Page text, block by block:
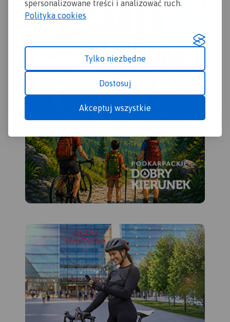
spersonalizowane treści i analizować ruch.
Polityka cookies
Tylko niezbędne
Dostosuj
Akceptuj wszystkie
Idaggrottę, Affelsteione,
spływy łodziami i inne. Na
systemami nawigacyjnymi.